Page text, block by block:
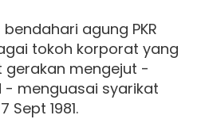
agung PKR
tokoh korporat yang
mengejut -
- menguasai syarikat
Sept 1981.